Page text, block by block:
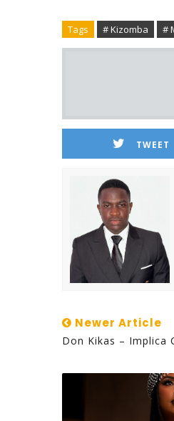
Tags # Kizomba #
TWEET
Newer Article
Don Kikas – Implica